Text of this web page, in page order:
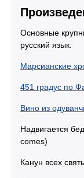
Основные
русский язык:
Марсианские
451 градус по
Вино из
Надвигается
comes)
Канун всех